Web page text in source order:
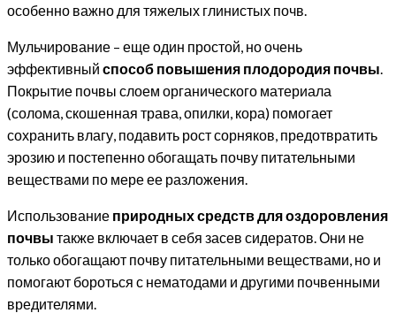
особенно важно для тяжелых глинистых почв.
Мульчирование – еще один простой, но очень
эффективный способ повышения плодородия почвы
Покрытие почвы слоем органического материала
(солома, скошенная трава, опилки, кора) помогает
сохранить влагу, подавить рост сорняков, предотвратить
эрозию и постепенно обогащать почву питательными
веществами по мере ее разложения.
Использование природных средств для оздоровления
почвы также включает в себя засев сидератов. Они не
только обогащают почву питательными веществами, но и
помогают бороться с нематодами и другими почвенными
вредителями.